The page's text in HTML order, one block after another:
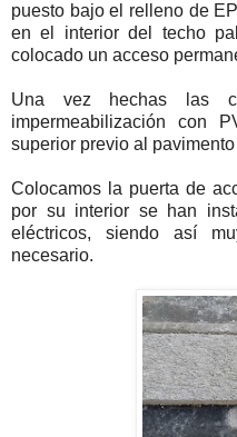
puesto bajo el relleno de
en el interior del techo
colocado un acceso
Una vez hechas las
impermeabilización con
superior previo al
Colocamos la puerta de
por su interior se han
eléctricos, siendo así
necesario.